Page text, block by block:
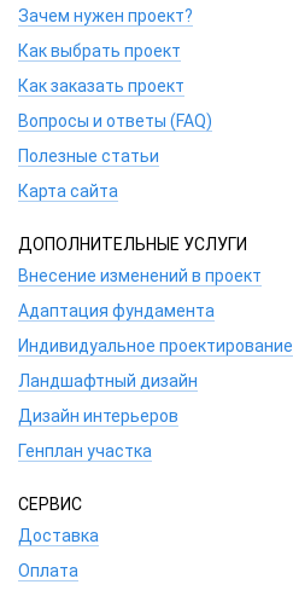
Зачем нужен проект?
Как выбрать проект
Как заказать проект
Вопросы и ответы (FAQ)
Полезные статьи
Карта сайта
ДОПОЛНИТЕЛЬНЫЕ УСЛУГИ
Внесение изменений в проект
Адаптация фундамента
Индивидуальное проектирование
Ландшафтный дизайн
Дизайн интерьеров
Генплан участка
СЕРВИС
Доставка
Оплата